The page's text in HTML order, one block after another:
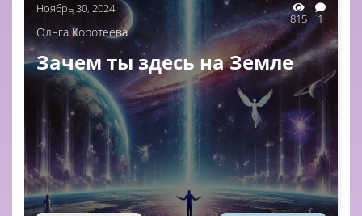
Ноябрь 30, 2024
815 1
Ольга Коротеева
Зачем ты здесь на Земле